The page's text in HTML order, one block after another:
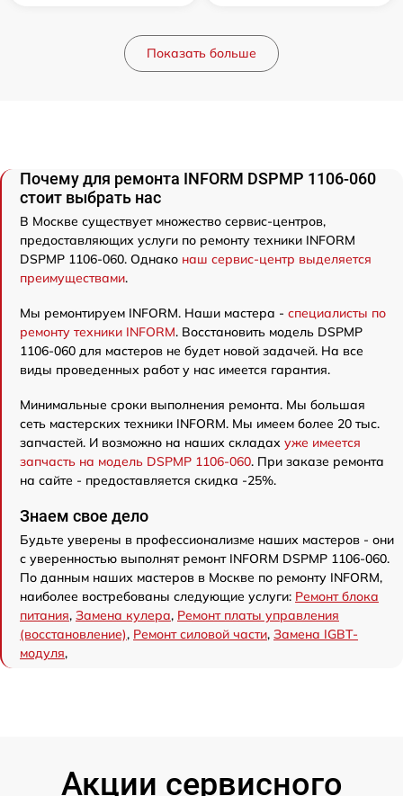
Показать больше
Почему для ремонта INFORM DSPMP 1106-060
стоит выбрать нас
В Москве существует множество сервис-центров,
предоставляющих услуги по ремонту техники INFORM
DSPMP 1106-060. Однако наш сервис-центр выделяется
преимуществами.
Мы ремонтируем INFORM. Наши мастера - специалисты по
ремонту техники INFORM. Восстановить модель DSPMP
1106-060 для мастеров не будет новой задачей. На все
виды проведенных работ у нас имеется гарантия.
Минимальные сроки выполнения ремонта. Мы большая
сеть мастерских техники INFORM. Мы имеем более 20 тыс.
запчастей. И возможно на наших складах уже имеется
запчасть на модель DSPMP 1106-060. При заказе ремонта
на сайте - предоставляется скидка -25%.
Знаем свое дело
Будьте уверены в профессионализме наших мастеров - они
с уверенностью выполнят ремонт INFORM DSPMP 1106-060.
По данным наших мастеров в Москве по ремонту INFORM,
наиболее востребованы следующие услуги: Ремонт блока
питания, Замена кулера, Ремонт платы управления
(восстановление), Ремонт силовой части, Замена IGBT-
модуля,
Акции сервисного